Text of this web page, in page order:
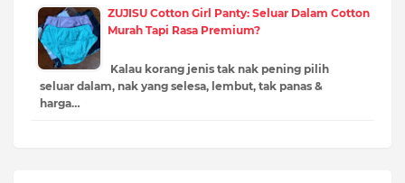
ZUJISU Cotton Girl Panty: Seluar Dalam Cotton
Murah Tapi Rasa Premium?
Kalau korang jenis tak nak pening pilih
seluar dalam, nak yang selesa, lembut, tak panas &
harga…